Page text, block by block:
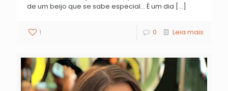
de um beijo que se sabe especial… É um dia […]
1 0 Leia mais